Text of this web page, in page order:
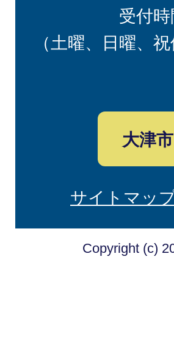
受付
（土曜、日曜、
大津
サイトマッ
Copyright (c)